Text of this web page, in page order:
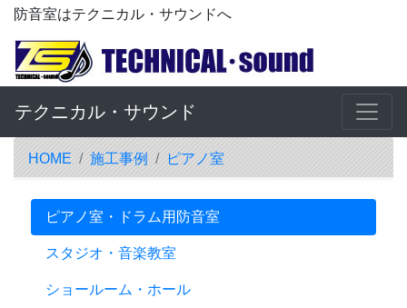
防音室はテクニカル・サウンドへ
テクニカル・サウンド
HOME 施工事例 ピアノ室
ピアノ室・ドラム用防音室
スタジオ・音楽教室
ショールーム・ホール